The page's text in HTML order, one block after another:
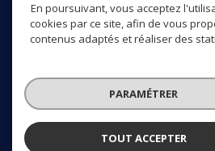
Cookies
© 2026 | Tous droits réservés
Réalisé par
En poursuivant, vous acceptez
cookies par ce site, afin de vous
contenus adaptés et réaliser des
PARAMÉTRER
TOUT ACCEPTER